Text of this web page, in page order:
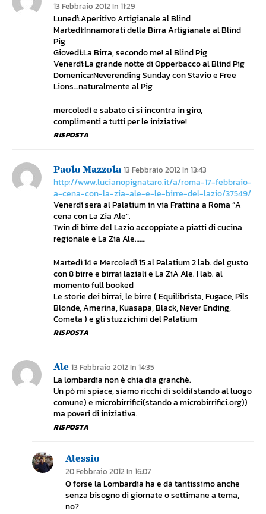
13 Febbraio 2012 In 11:29
Lunedì:Aperitivo Artigianale al Blind
Martedì:Innamorati della Birra Artigianale al Blind
Pig
Giovedì:La Birra, secondo me! al Blind Pig
Venerdì:La grande notte di Opperbacco al Blind Pig
Domenica:Neverending Sunday con Stavio e Free
Lions…naturalmente al Pig
mercoledì e sabato ci si incontra in giro,
complimenti a tutti per le iniziative!
RISPOSTA
Paolo Mazzola 13 Febbraio 2012 In 13:43
http://www.lucianopignataro.it/a/roma-17-febbraio-
a-cena-con-la-zia-ale-e-le-birre-del-lazio/37549/
Venerdì sera al Palatium in via Frattina a Roma “A
cena con La Zia Ale”.
Twin di birre del Lazio accoppiate a piatti di cucina
regionale e La Zia Ale…….
Martedì 14 e Mercoledì 15 al Palatium 2 lab. del gusto
con 8 birre e birrai laziali e La ZiA Ale. I lab. al
momento full booked
Le storie dei birrai, le birre ( Equilibrista, Fugace, Pils
Blonde, Amerina, Kuasapa, Black, Never Ending,
Cometa ) e gli stuzzichini del Palatium
RISPOSTA
Ale 13 Febbraio 2012 In 14:35
La lombardia non è chia dia granchè.
Un pò mi spiace, siamo ricchi di soldi(stando al luogo
comune) e microbirrifici(stando a microbirrifici.org))
ma poveri di iniziativa.
RISPOSTA
Alessio
20 Febbraio 2012 In 16:07
O forse la Lombardia ha e dà tantissimo anche
senza bisogno di giornate o settimane a tema,
no?